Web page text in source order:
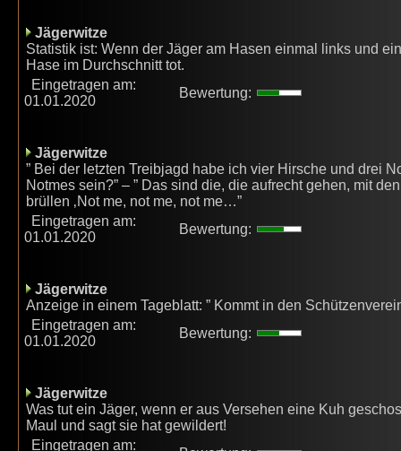
Jägerwitze
Statistik ist: Wenn der Jäger am Hasen einmal links und
Hase im Durchschnitt tot.
Eingetragen am:
01.01.2020
Bewertung:
Jägerwitze
” Bei der letzten Treibjagd habe ich vier Hirsche und drei
Notmes sein?” – ” Das sind die, die aufrecht gehen, mit
brüllen ‚Not me, not me, not me…”
Eingetragen am:
01.01.2020
Bewertung:
Jägerwitze
Anzeige in einem Tageblatt: ” Kommt in den
Eingetragen am:
01.01.2020
Bewertung:
Jägerwitze
Was tut ein Jäger, wenn er aus Versehen eine Kuh
Maul und sagt sie hat gewildert!
Eingetragen am: